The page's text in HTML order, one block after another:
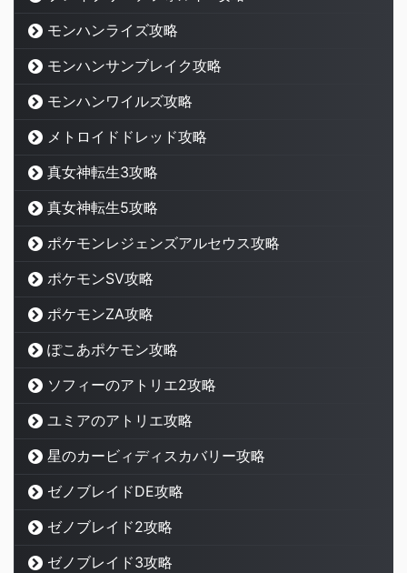
モンハンライズ攻略
モンハンサンブレイク攻略
モンハンワイルズ攻略
メトロイドドレッド攻略
真女神転生3攻略
真女神転生5攻略
ポケモンレジェンズアルセウス攻略
ポケモンSV攻略
ポケモンZA攻略
ぽこあポケモン攻略
ソフィーのアトリエ2攻略
ユミアのアトリエ攻略
星のカービィディスカバリー攻略
ゼノブレイドDE攻略
ゼノブレイド2攻略
ゼノブレイド3攻略